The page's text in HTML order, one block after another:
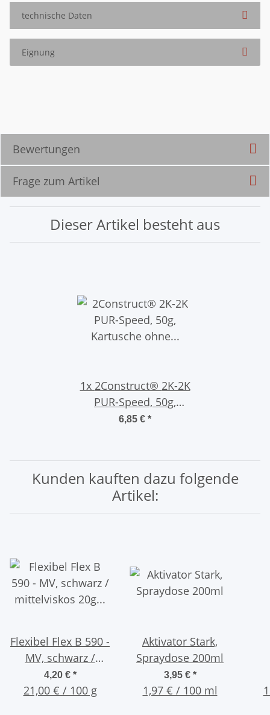
technische Daten
Eignung
Bewertungen
Frage zum Artikel
Dieser Artikel besteht aus
1x 2Construct® 2K-2K
PUR-Speed, 50g,
Kartusche ohne
6,85 € *
Kunden kauften dazu folgende
Artikel:
Flexibel Flex B 590 -
MV, schwarz /
mittelviskos 20g
Flasche
4,20 € *
21,00 € / 100 g
Aktivator Stark,
Spraydose 200ml
3,95 € *
1,97 € / 100 ml